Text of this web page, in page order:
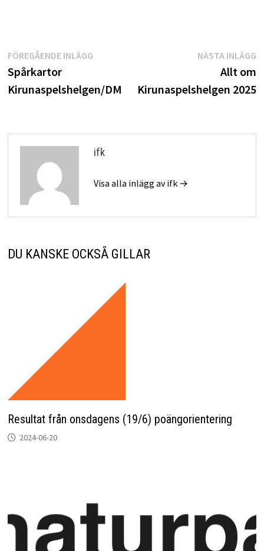
Inläggsnavigering
FÖREGÅENDE INLÄGGFöregående
Spårkartor
Kirunaspelshelgen/DM
NÄSTA INLÄGG
Allt om
Kirunaspelshelgen 2025
ifk
Visa alla inlägg av ifk →
DU KANSKE OCKSÅ GILLAR
Resultat från onsdagens (19/6) poängorientering
2024-06-20